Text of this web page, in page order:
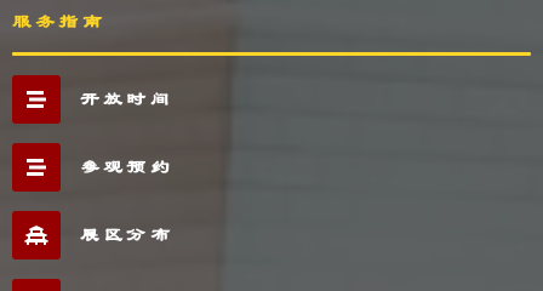
服务指南
开放时间
参观预约
展区分布